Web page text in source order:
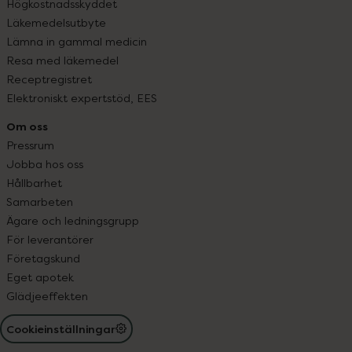
Högkostnadsskyddet
Läkemedelsutbyte
Lämna in gammal medicin
Resa med läkemedel
Receptregistret
Elektroniskt expertstöd, EES
Om oss
Pressrum
Jobba hos oss
Hållbarhet
Samarbeten
Ägare och ledningsgrupp
För leverantörer
Företagskund
Eget apotek
Glädjeeffekten
Cookieinställningar